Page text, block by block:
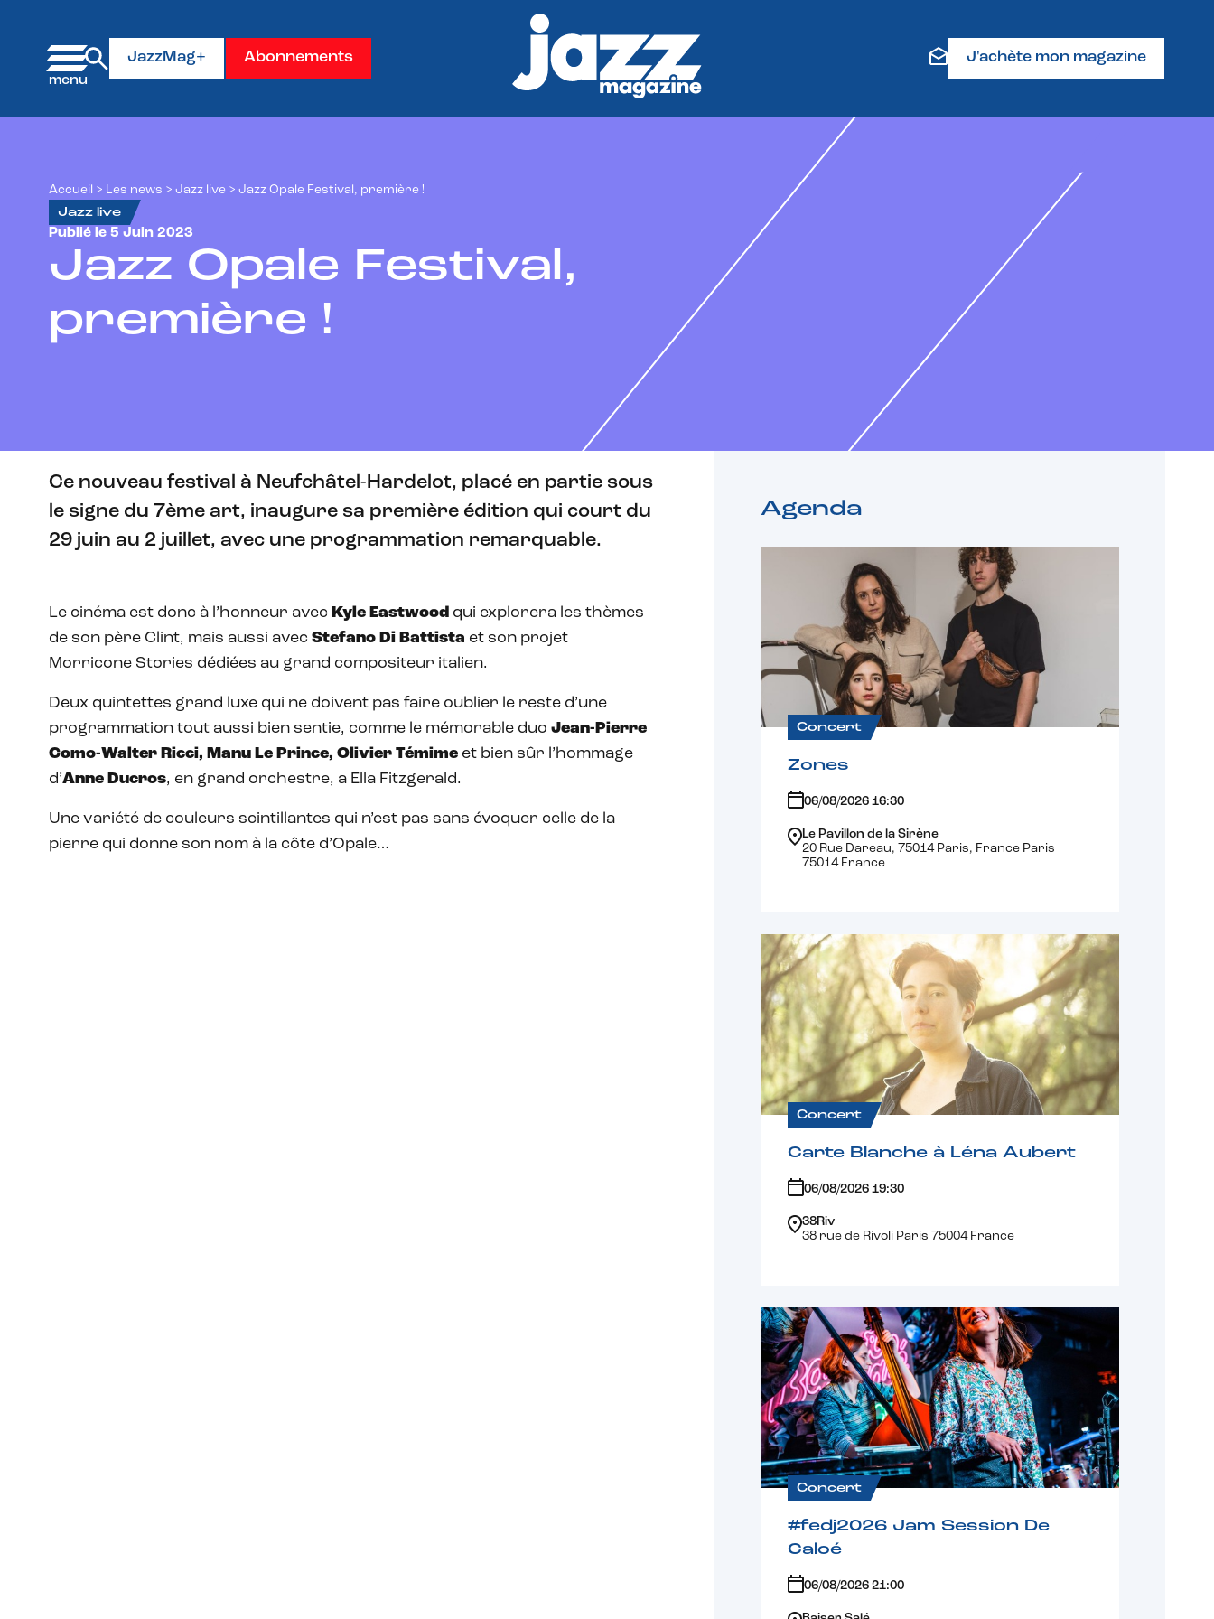
JazzMag+ Abonnements J'achète mon magazine
Accueil > Les news > Jazz live > Jazz Opale Festival, première !
Jazz live
Publié le 5 Juin 2023
Jazz Opale Festival,
première !
Ce nouveau festival à Neufchâtel-Hardelot, placé en partie sous
le signe du 7ème art, inaugure sa première édition qui court du
29 juin au 2 juillet, avec une programmation remarquable.
Le cinéma est donc à l’honneur avec Kyle Eastwood qui explorera les thèmes
de son père Clint, mais aussi avec Stefano Di Battista et son projet
Morricone Stories dédiées au grand compositeur italien.
Deux quintettes grand luxe qui ne doivent pas faire oublier le reste d’une
programmation tout aussi bien sentie, comme le mémorable duo Jean-Pierre
Como-Walter Ricci, Manu Le Prince, Olivier Témime et bien sûr l’hommage
d’Anne Ducros, en grand orchestre, a Ella Fitzgerald.
Une variété de couleurs scintillantes qui n’est pas sans évoquer celle de la
pierre qui donne son nom à la côte d’Opale…
Agenda
Concert
Zones
06/08/2026 16:30
Le Pavillon de la Sirène
20 Rue Dareau, 75014 Paris, France Paris
75014 France
Concert
Carte Blanche à Léna Aubert
06/08/2026 19:30
38Riv
38 rue de Rivoli Paris 75004 France
Concert
#fedj2026 Jam Session De
Caloé
06/08/2026 21:00